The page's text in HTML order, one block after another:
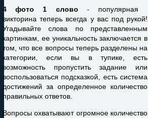
4 фото 1 слово - популярная
викторина теперь всегда у вас под рукой!
Угадывайте слова по представленным
картинкам, ее уникальность заключается в
том, что все вопросы теперь разделены на
категории, если вы в тупике, есть
возможность пропустить задание или
воспользоваться подсказкой, есть система
достижений за определенное количество
правильных ответов.
Вопросы охватывают огромное количество